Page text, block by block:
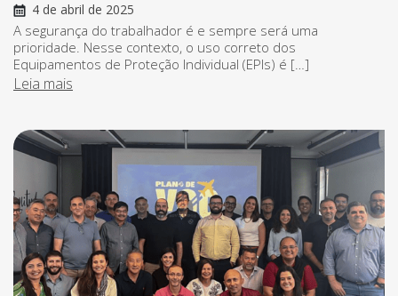
4 de abril de 2025
A segurança do trabalhador é e sempre será uma
prioridade. Nesse contexto, o uso correto dos
Equipamentos de Proteção Individual (EPIs) é […]
Leia mais